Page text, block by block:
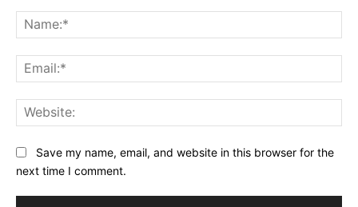
Save my name, email, and website in this browser for the
next time I comment.